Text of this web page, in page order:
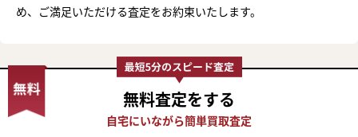
め、ご満足いただける査定をお約束いたします。
無料査定をする